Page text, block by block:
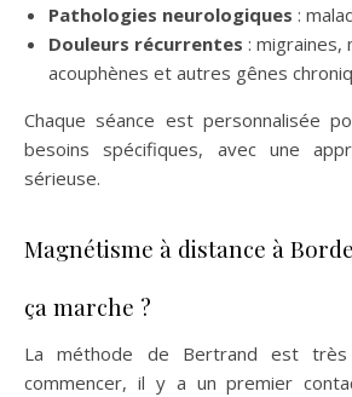
Pathologies neurologiques :
Douleurs récurrentes : migraines,
acouphènes et autres gênes
Chaque séance est personnalisée
besoins spécifiques, avec une
sérieuse.
Magnétisme à distance à
ça marche ?
La méthode de Bertrand est
commencer, il y a un premier